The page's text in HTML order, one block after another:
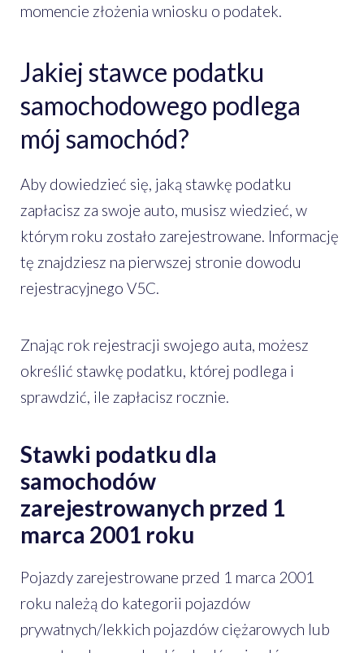
momencie złożenia wniosku o podatek.
Jakiej stawce podatku
samochodowego podlega
mój samochód?
Aby dowiedzieć się, jaką stawkę podatku
zapłacisz za swoje auto, musisz wiedzieć, w
którym roku zostało zarejestrowane. Informację
tę znajdziesz na pierwszej stronie dowodu
rejestracyjnego V5C.
Znając rok rejestracji swojego auta, możesz
określić stawkę podatku, której podlega i
sprawdzić, ile zapłacisz rocznie.
Stawki podatku dla
samochodów
zarejestrowanych przed 1
marca 2001 roku
Pojazdy zarejestrowane przed 1 marca 2001
roku należą do kategorii pojazdów
prywatnych/lekkich pojazdów ciężarowych lub